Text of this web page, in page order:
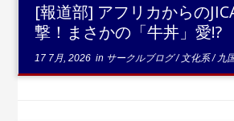
[報道部] アフリカからの
撃！まさかの「牛丼」愛!?
17 7月, 2026 in サークルブログ/ 文化系/九